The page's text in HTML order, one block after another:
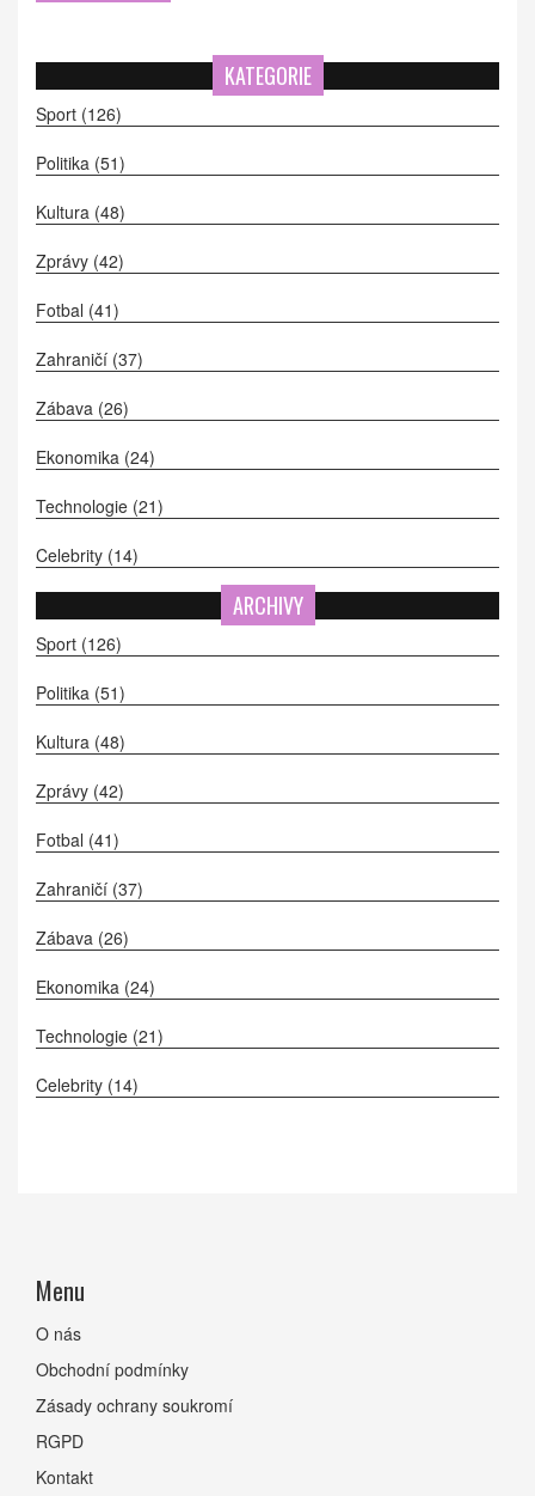
KATEGORIE
Sport (126)
Politika (51)
Kultura (48)
Zprávy (42)
Fotbal (41)
Zahraničí (37)
Zábava (26)
Ekonomika (24)
Technologie (21)
Celebrity (14)
ARCHIVY
Sport (126)
Politika (51)
Kultura (48)
Zprávy (42)
Fotbal (41)
Zahraničí (37)
Zábava (26)
Ekonomika (24)
Technologie (21)
Celebrity (14)
Menu
O nás
Obchodní podmínky
Zásady ochrany soukromí
RGPD
Kontakt